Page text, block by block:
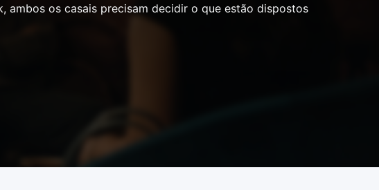
ambos os casais precisam decidir o que estão dispostos